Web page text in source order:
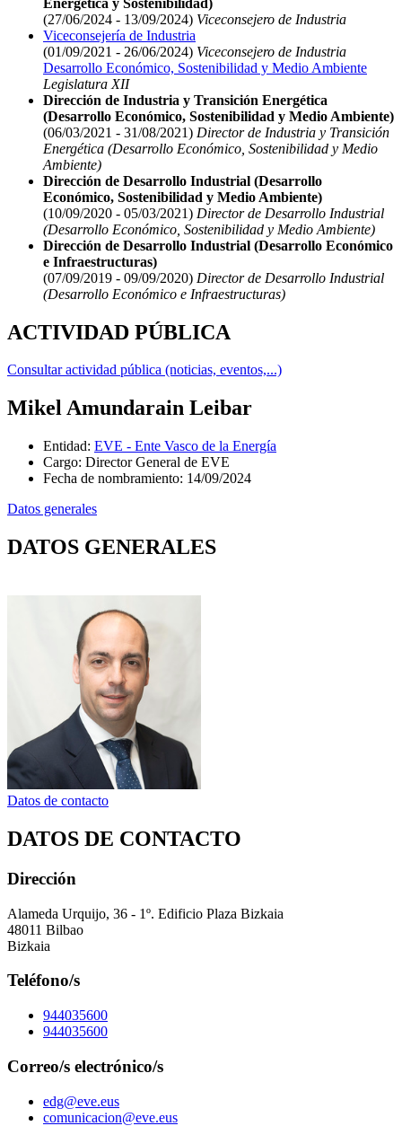
(27/06/2024 - 13/09/2024) Viceconsejero de Industria
Viceconsejería de Industria
(01/09/2021 - 26/06/2024) Viceconsejero de Industria
Desarrollo Económico, Sostenibilidad y Medio Ambiente
Legislatura XII
Dirección de Industria y Transición Energética
(Desarrollo Económico, Sostenibilidad y Medio Ambiente)
(06/03/2021 - 31/08/2021) Director de Industria y Transición
Energética (Desarrollo Económico, Sostenibilidad y Medio
Ambiente)
Dirección de Desarrollo Industrial (Desarrollo
Económico, Sostenibilidad y Medio Ambiente)
(10/09/2020 - 05/03/2021) Director de Desarrollo Industrial
(Desarrollo Económico, Sostenibilidad y Medio Ambiente)
Dirección de Desarrollo Industrial (Desarrollo Económico
e Infraestructuras)
(07/09/2019 - 09/09/2020) Director de Desarrollo Industrial
(Desarrollo Económico e Infraestructuras)
ACTIVIDAD PÚBLICA
Consultar actividad pública (noticias, eventos,...)
Mikel Amundarain Leibar
Entidad: EVE - Ente Vasco de la Energía
Cargo: Director General de EVE
Fecha de nombramiento: 14/09/2024
Datos generales
DATOS GENERALES
Datos de contacto
DATOS DE CONTACTO
Dirección
Alameda Urquijo, 36 - 1º. Edificio Plaza Bizkaia
48011 Bilbao
Bizkaia
Teléfono/s
944035600
944035600
Correo/s electrónico/s
edg@eve.eus
comunicacion@eve.eus